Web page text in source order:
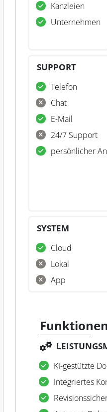
Kanzleien
Unternehmen
SUPPORT
Telefon
Chat
E-Mail
24/7 Support
persönlicher
SYSTEM
Cloud
Lokal
App
Funktionen
KI-gestützte
Integriertes